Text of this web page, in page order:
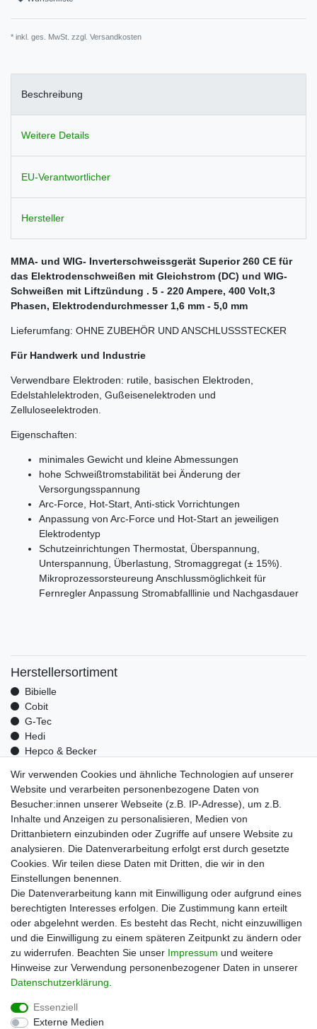
* inkl. ges. MwSt. zzgl. Versandkosten
Beschreibung
Weitere Details
EU-Verantwortlicher
Hersteller
MMA- und WIG- Inverterschweissgerät Superior 260 CE für
das Elektrodenschweißen mit Gleichstrom (DC) und WIG-
Schweißen mit Liftzündung . 5 - 220 Ampere, 400 Volt,3
Phasen, Elektrodendurchmesser 1,6 mm - 5,0 mm
Lieferumfang: OHNE ZUBEHÖR UND ANSCHLUSSSTECKER
Für Handwerk und Industrie
Verwendbare Elektroden: rutile, basischen Elektroden,
Edelstahlelektroden, Gußeisenelektroden und
Zelluloseelektroden.
Eigenschaften:
minimales Gewicht und kleine Abmessungen
hohe Schweißtromstabilität bei Änderung der
Versorgungsspannung
Arc-Force, Hot-Start, Anti-stick Vorrichtungen
Anpassung von Arc-Force und Hot-Start an jeweiligen
Elektrodentyp
Schutzeinrichtungen Thermostat, Überspannung,
Unterspannung, Überlastung, Stromaggregat (± 15%).
Mikroprozessorsteureung Anschlussmöglichkeit für
Fernregler Anpassung Stromabfalllinie und Nachgasdauer
Herstellersortiment
Bibielle
Cobit
G-Tec
Hedi
Hepco & Becker
Optrel
Pressol
Telwin
Mehr über uns
Zahlungsarten
Versand
Kontakt
Unsere Kaufabwicklung ist durch SSL gesichert
Wir verwenden Cookies und ähnliche Technologien auf unserer
Website und verarbeiten personenbezogene Daten von
Besucher:innen unserer Webseite (z.B. IP-Adresse), um z.B.
Inhalte und Anzeigen zu personalisieren, Medien von
Drittanbietern einzubinden oder Zugriffe auf unsere Website zu
analysieren. Die Datenverarbeitung erfolgt erst durch gesetzte
Cookies. Wir teilen diese Daten mit Dritten, die wir in den
Einstellungen benennen.
Die Datenverarbeitung kann mit Einwilligung oder aufgrund eines
berechtigten Interesses erfolgen. Die Zustimmung kann erteilt
oder abgelehnt werden. Es besteht das Recht, nicht einzuwilligen
und die Einwilligung zu einem späteren Zeitpunkt zu ändern oder
zu widerrufen. Beachten Sie unser Impressum und weitere
Hinweise zur Verwendung personenbezogener Daten in unserer
Daten­schutz­erklärung
Essenziell
Externe Medien